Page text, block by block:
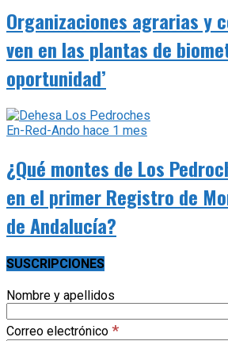
Organizaciones agrarias y
ven en las plantas de
oportunidad’
En-Red-Ando hace 1 mes
¿Qué montes de Los
en el primer Registro de
de Andalucía?
SUSCRIPCIONES
Nombre y apellidos
Correo electrónico *